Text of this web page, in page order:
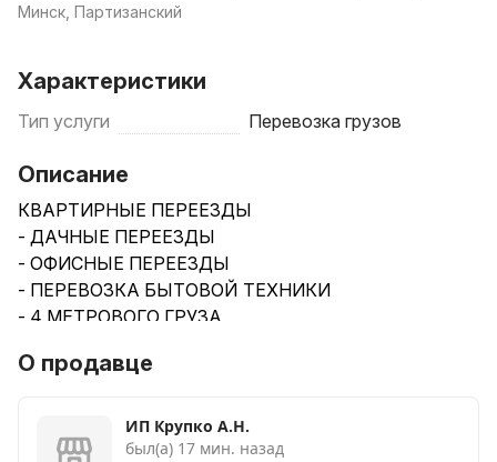
Минск, Партизанский
Характеристики
Тип услуги Перевозка грузов
Описание
КВАРТИРНЫЕ ПЕРЕЕЗДЫ
- ДАЧНЫЕ ПЕРЕЕЗДЫ
- ОФИСНЫЕ ПЕРЕЕЗДЫ
- ПЕРЕВОЗКА БЫТОВОЙ ТЕХНИКИ
- 4 МЕТРОВОГО ГРУЗА
- ВЫВОЗ МУСОРА
-ПОМОЩЬ В РАЗБОРЕ И СБОРКЕ МЕБЕЛИ
ЦЕНА ДОГОВОРНАЯ!
О продавце
ИП Крупко А.Н.
был(а) 17 мин. назад